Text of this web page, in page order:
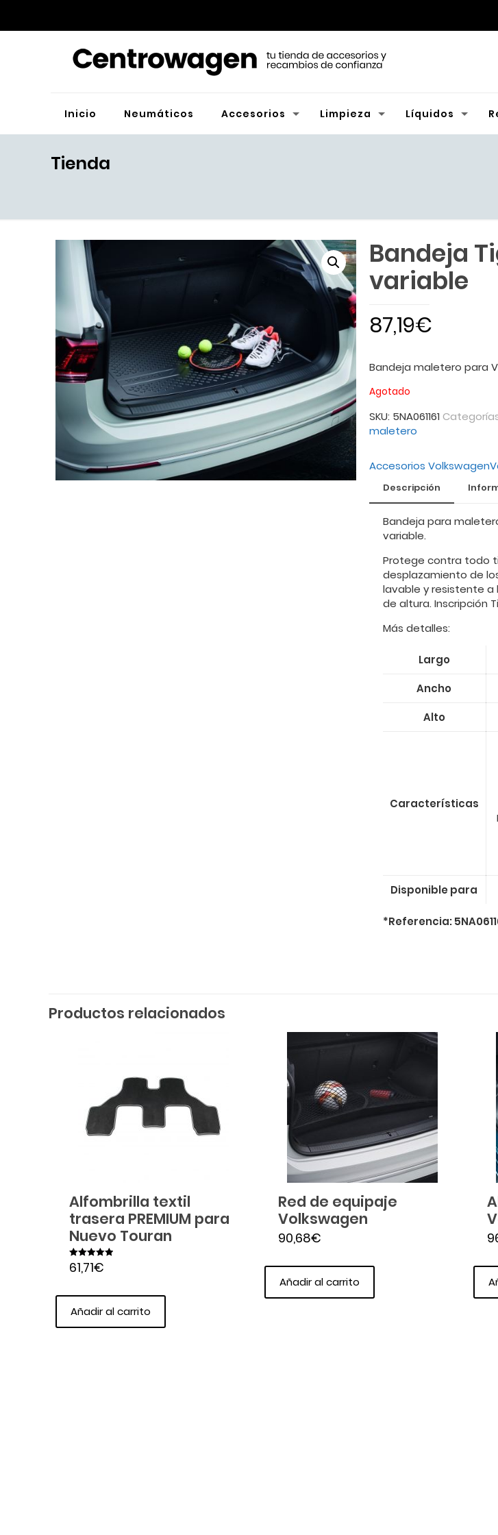
Inicio Neumáticos Accesorios Limpieza Líquidos
Tienda
Bandeja
variable
87,19€
Bandeja maletero para
Agotado
SKU: 5NA061161
maletero
Accesorios Volkswagen
Descripción
Bandeja para
variable.
Protege contra todo
desplazamiento de
lavable y resistente a
de altura. Inscripción
Más detalles:
Largo
Ancho
Alto
Características
Disponible para
*Referencia:
Productos relacionados
Alfombrilla textil
trasera PREMIUM para
Nuevo Touran
Valorado en
5.00
61,71€
Añadir al carrito
Red de equipaje
Volkswagen
90,68€
Añadir al carrito